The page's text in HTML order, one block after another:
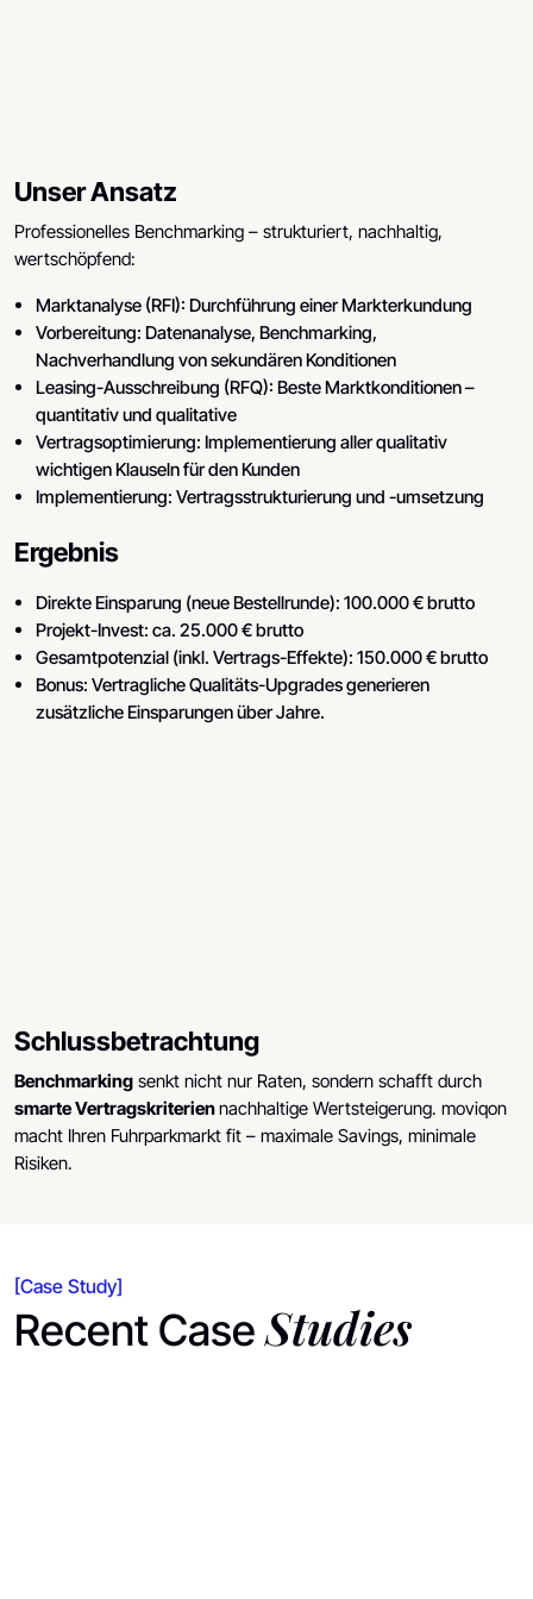
Unser Ansatz
Professionelles Benchmarking – strukturiert, nachhaltig,
wertschöpfend:
Marktanalyse (RFI): Durchführung einer Markterkundung
Vorbereitung: Datenanalyse, Benchmarking,
Nachverhandlung von sekundären Konditionen
Leasing-Ausschreibung (RFQ): Beste Marktkonditionen –
quantitativ und qualitative
Vertragsoptimierung: Implementierung aller qualitativ
wichtigen Klauseln für den Kunden
Implementierung: Vertragsstrukturierung und -umsetzung
Ergebnis
Direkte Einsparung (neue Bestellrunde): 100.000 € brutto
Projekt-Invest: ca. 25.000 € brutto
Gesamtpotenzial (inkl. Vertrags-Effekte): 150.000 € brutto
Bonus: Vertragliche Qualitäts-Upgrades generieren
zusätzliche Einsparungen über Jahre.
Schlussbetrachtung
Benchmarking senkt nicht nur Raten, sondern schafft durch
smarte Vertragskriteriennachhaltige Wertsteigerung. moviqon
macht Ihren Fuhrparkmarkt fit – maximale Savings, minimale
Risiken.
[Case Study]
Recent CaseStudies